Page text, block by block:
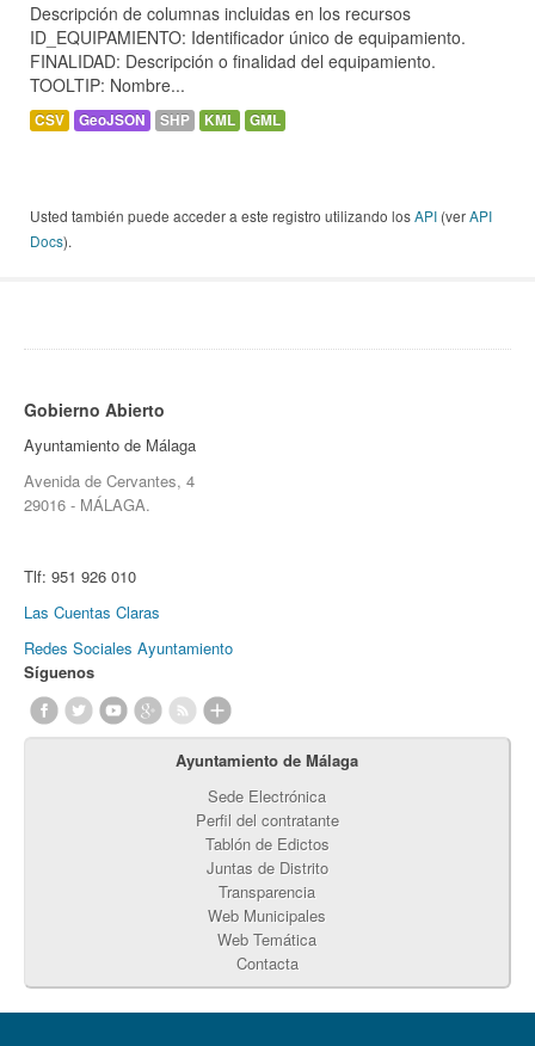
Descripción de columnas incluidas en los recursos
ID_EQUIPAMIENTO: Identificador único de equipamiento.
FINALIDAD: Descripción o finalidad del equipamiento.
TOOLTIP: Nombre...
CSV GeoJSON SHP KML GML
Usted también puede acceder a este registro utilizando losAPI (verAPI
Docs).
Gobierno Abierto
Ayuntamiento de Málaga
Avenida de Cervantes, 4
29016 - MÁLAGA.
Tlf: 951 926 010
Las Cuentas Claras
Redes Sociales Ayuntamiento
Síguenos
Ayuntamiento de Málaga
Sede Electrónica
Perfil del contratante
Tablón de Edictos
Juntas de Distrito
Transparencia
Web Municipales
Web Temática
Contacta